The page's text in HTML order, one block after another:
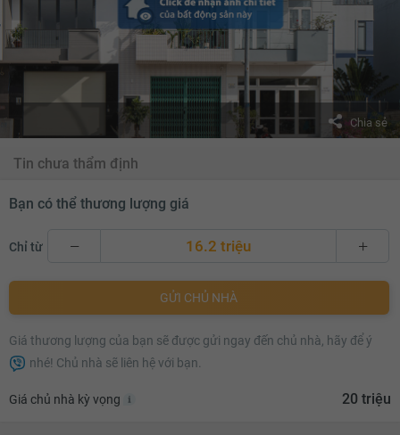
Chia sẻ
Tin chưa thẩm định
Bạn có thể thương lượng giá
Chỉ từ 16.2 triệu
16.4 triệu
GỬI CHỦ NHÀ
Giá thương lượng của bạn sẽ được gửi ngay đến chủ nhà, hãy để ý
nhé! Chủ nhà sẽ liên hệ với bạn.
Giá chủ nhà kỳ vọng 20 triệu